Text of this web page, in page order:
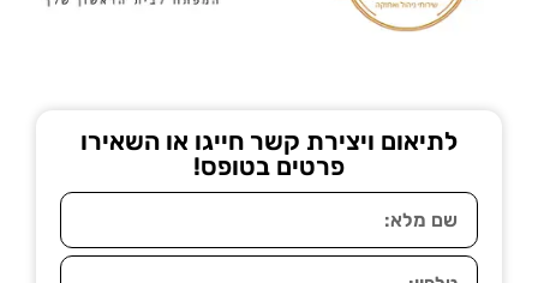
לתיאום ויצירת קשר חייגו או השאירו
פרטים בטופס!